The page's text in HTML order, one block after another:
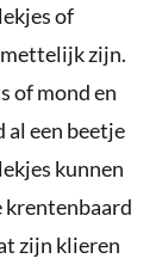
of
zijn.
of mond en
al een beetje
kunnen
krentenbaard
zijn klieren